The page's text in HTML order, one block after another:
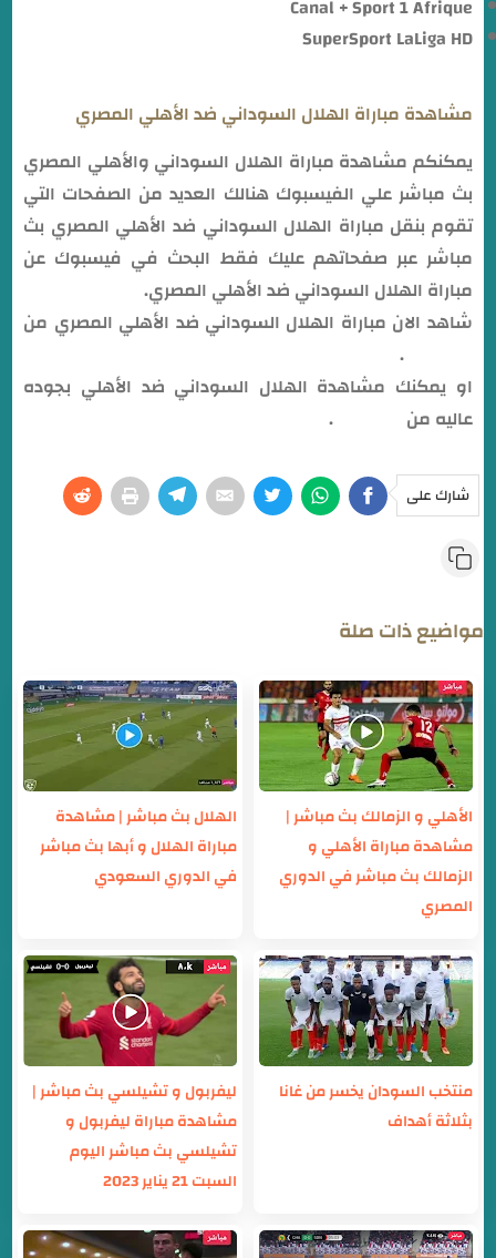
Canal + Sport 1 Afrique
SuperSport LaLiga HD
مشاهدة مباراة الهلال السوداني ضد الأهلي المصري
يمكنكم مشاهدة مباراة الهلال السوداني والأهلي المصري
بث مباشر علي الفيسبوك هنالك العديد من الصفحات التي
تقوم بنقل مباراة الهلال السوداني ضد الأهلي المصري بث
مباشر عبر صفحاتهم عليك فقط البحث في فيسبوك عن
مباراة الهلال السوداني ضد الأهلي المصري.
شاهد الان مباراة الهلال السوداني ضد الأهلي المصري من
هــــــــــنا.
او يمكنك مشاهدة الهلال السوداني ضد الأهلي بجوده
عاليه من
هــــــــــنا.
شارك على
مواضيع ذات صلة
الأهلي و الزمالك بث مباشر |
مشاهدة مباراة الأهلي و
الزمالك بث مباشر في الدوري
المصري
الهلال بث مباشر | مشاهدة
مباراة الهلال و أبها بث مباشر
في الدوري السعودي
منتخب السودان يخسر من غانا
بثلاثة أهداف
ليفربول و تشيلسي بث مباشر |
مشاهدة مباراة ليفربول و
تشيلسي بث مباشر اليوم
السبت 21 يناير 2023